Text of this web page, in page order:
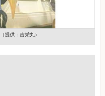
（提供：吉栄丸）